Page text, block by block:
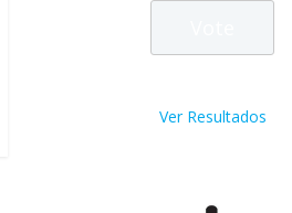
Ver Resultados